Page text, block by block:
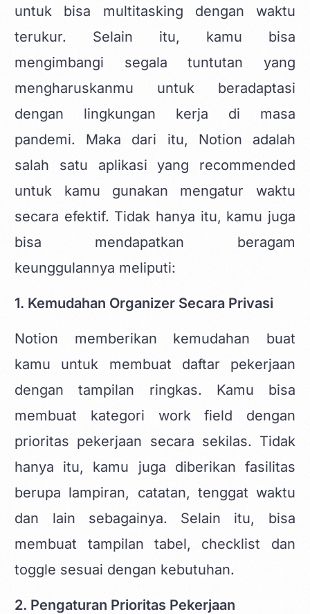
untuk bisa multitasking dengan waktu
terukur. Selain itu, kamu bisa
mengimbangi segala tuntutan yang
mengharuskanmu untuk beradaptasi
dengan lingkungan kerja di masa
pandemi. Maka dari itu, Notion adalah
salah satu aplikasi yang recommended
untuk kamu gunakan mengatur waktu
secara efektif. Tidak hanya itu, kamu juga
bisa mendapatkan beragam
keunggulannya meliputi:
1. Kemudahan Organizer Secara Privasi
Notion memberikan kemudahan buat
kamu untuk membuat daftar pekerjaan
dengan tampilan ringkas. Kamu bisa
membuat kategori work field dengan
prioritas pekerjaan secara sekilas. Tidak
hanya itu, kamu juga diberikan fasilitas
berupa lampiran, catatan, tenggat waktu
dan lain sebagainya. Selain itu, bisa
membuat tampilan tabel, checklist dan
toggle sesuai dengan kebutuhan.
2. Pengaturan Prioritas Pekerjaan